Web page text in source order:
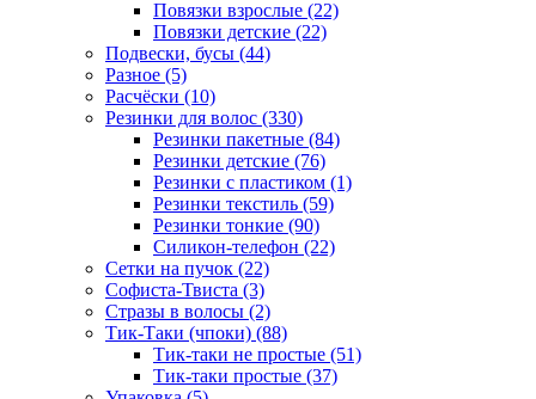
Повязки взрослые (22)
Повязки детские (22)
Подвески, бусы (44)
Разное (5)
Расчёски (10)
Резинки для волос (330)
Резинки пакетные (84)
Резинки детские (76)
Резинки с пластиком (1)
Резинки текстиль (59)
Резинки тонкие (90)
Силикон-телефон (22)
Сетки на пучок (22)
Софиста-Твиста (3)
Стразы в волосы (2)
Тик-Таки (чпоки) (88)
Тик-таки не простые (51)
Тик-таки простые (37)